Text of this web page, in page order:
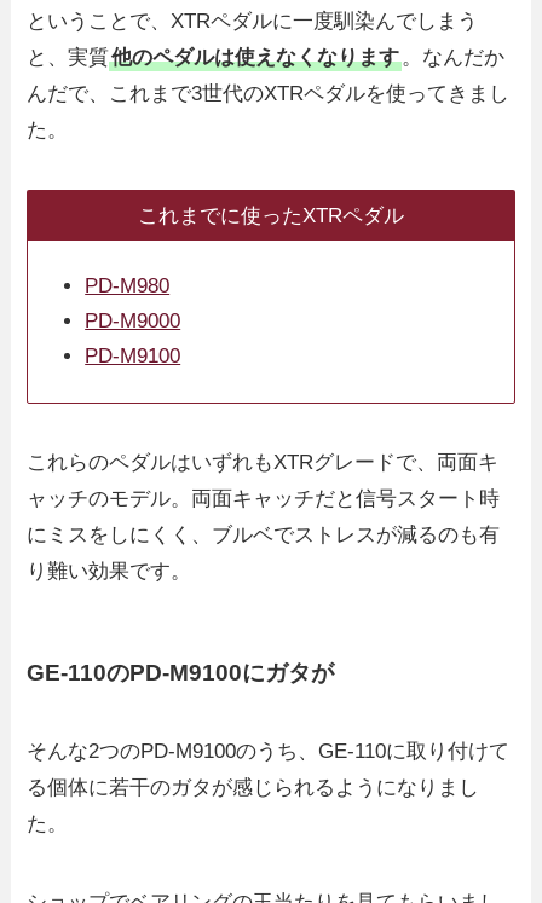
ということで、XTRペダルに一度馴染んでしまう
と、実質他のペダルは使えなくなります。なんだか
んだで、これまで3世代のXTRペダルを使ってきまし
た。
これまでに使ったXTRペダル
PD-M980
PD-M9000
PD-M9100
これらのペダルはいずれもXTRグレードで、両面キ
ャッチのモデル。両面キャッチだと信号スタート時
にミスをしにくく、ブルベでストレスが減るのも有
り難い効果です。
GE-110のPD-M9100にガタが
そんな2つのPD-M9100のうち、GE-110に取り付けて
る個体に若干のガタが感じられるようになりまし
た。